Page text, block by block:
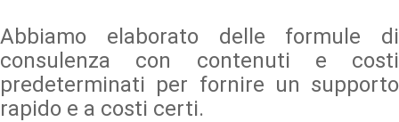
Abbiamo elaborato delle formule di
consulenza con contenuti e costi
predeterminati per fornire un supporto
rapido e a costi certi.